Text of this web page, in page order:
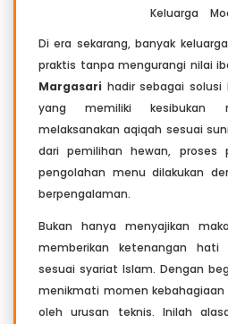
Keluarga
Di era sekarang, banyak
praktis tanpa mengurangi nilai
Margasari hadir sebagai
yang memiliki kesibukan
melaksanakan aqiqah sesuai
dari pemilihan hewan, proses
pengolahan menu dilakukan
berpengalaman.
Bukan hanya menyajikan
memberikan ketenangan hati
sesuai syariat Islam. Dengan
menikmati momen
oleh urusan teknis. Inilah